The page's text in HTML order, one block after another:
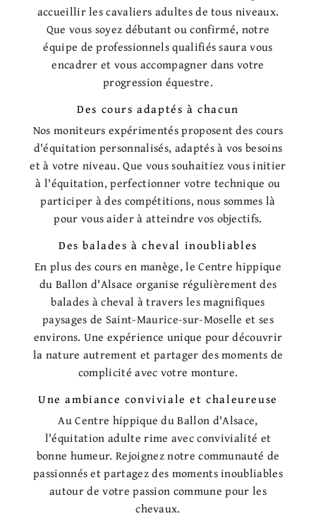
accueillir les cavaliers adultes de tous niveaux.
Que vous soyez débutant ou confirmé, notre
équipe de professionnels qualifiés saura vous
encadrer et vous accompagner dans votre
progression équestre.
Des cours adaptés à chacun
Nos moniteurs expérimentés proposent des cours
d'équitation personnalisés, adaptés à vos besoins
et à votre niveau. Que vous souhaitiez vous initier
à l'équitation, perfectionner votre technique ou
participer à des compétitions, nous sommes là
pour vous aider à atteindre vos objectifs.
Des balades à cheval inoubliables
En plus des cours en manège, le Centre hippique
du Ballon d'Alsace organise régulièrement des
balades à cheval à travers les magnifiques
paysages de Saint-Maurice-sur-Moselle et ses
environs. Une expérience unique pour découvrir
la nature autrement et partager des moments de
complicité avec votre monture.
Une ambiance conviviale et chaleureuse
Au Centre hippique du Ballon d'Alsace,
l'équitation adulte rime avec convivialité et
bonne humeur. Rejoignez notre communauté de
passionnés et partagez des moments inoubliables
autour de votre passion commune pour les
chevaux.